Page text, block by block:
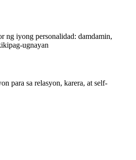
ng iyong personalidad: damdamin,
ugnayan
para sa relasyon, karera, at self-